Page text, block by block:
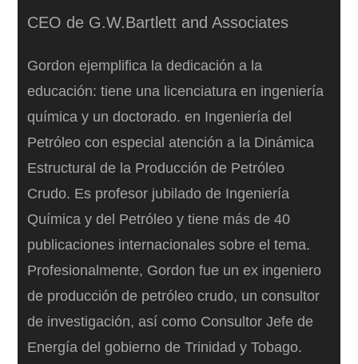
CEO de G.W.Bartlett and Associates
Gordon ejemplifica la dedicación a la
educación: tiene una licenciatura en ingeniería
química y un doctorado. en Ingeniería del
Petróleo con especial atención a la Dinámica
Estructural de la Producción de Petróleo
Crudo. Es profesor jubilado de Ingeniería
Química y del Petróleo y tiene más de 40
publicaciones internacionales sobre el tema.
Profesionalmente, Gordon fue un ex ingeniero
de producción de petróleo crudo, un consultor
de investigación, así como Consultor Jefe de
Energía del gobierno de Trinidad y Tobago.